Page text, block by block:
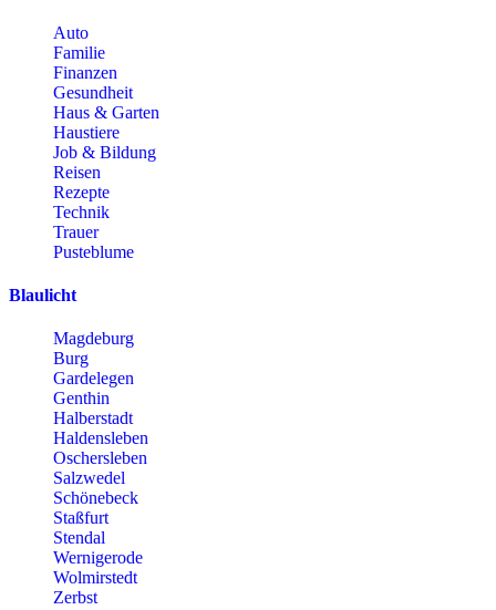
Auto
Familie
Finanzen
Gesundheit
Haus & Garten
Haustiere
Job & Bildung
Reisen
Rezepte
Technik
Trauer
Pusteblume
Blaulicht
Magdeburg
Burg
Gardelegen
Genthin
Halberstadt
Haldensleben
Oschersleben
Salzwedel
Schönebeck
Staßfurt
Stendal
Wernigerode
Wolmirstedt
Zerbst